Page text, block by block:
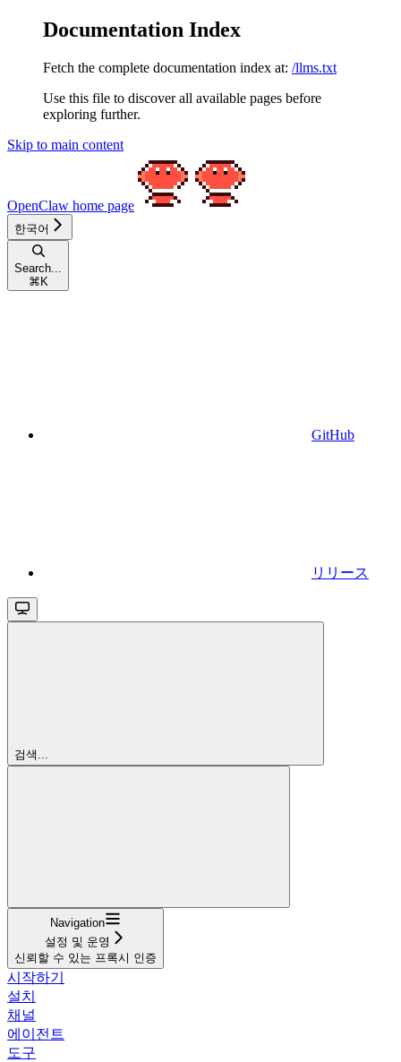
Documentation Index
Fetch the complete documentation index at: /llms.txt
Use this file to discover all available pages before
exploring further.
Skip to main content
OpenClaw home page
한국어
Search...
⌘ K
GitHub
リリース
검색...
Navigation
설정 및 운영
신뢰할 수 있는 프록시 인증
시작하기
설치
채널
에이전트
도구